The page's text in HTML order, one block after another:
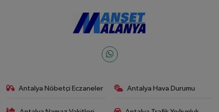
Antalya Nöbetçi Eczaneler Antalya Hava Durumu